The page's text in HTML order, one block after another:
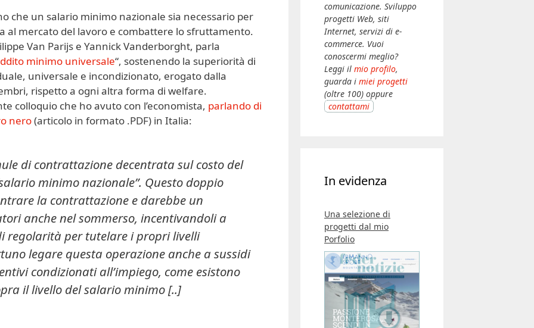
che un salario minimo nazionale sia necessario per
al mercato del lavoro e combattere lo sfruttamento.
Van Parijs e Yannick Vanderborght, parla
minimo universale“, sostenendo la superiorità di
universale e incondizionato, erogato dalla
rispetto a ogni altra forma di welfare.
colloquio che ho avuto con l’economista, parlando di
nero(articolo in formato .PDF) in Italia:
di contrattazione decentrata sul costo del
minimo nazionale”. Questo doppio
la contrattazione e darebbe un
anche nel sommerso, incentivandoli a
regolarità per tutelare i propri livelli
legare questa operazione anche a sussidi
condizionati all’impiego, come esistono
il livello del salario minimo [..]
comunicazione. Sviluppo
progetti Web, siti
Internet, servizi di e-
commerce. Vuoi
conoscermi meglio?
Leggi il mio profilo,
guarda i miei progetti
(oltre 100) oppure
contattami
In evidenza
Una selezione di
progetti dal mio
Porfolio